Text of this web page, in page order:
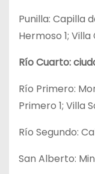
Punilla: Capilla
Hermoso 1; Villa
Río Cuarto:
Río Primero:
Primero 1; Villa
Río Segundo:
San Alberto: